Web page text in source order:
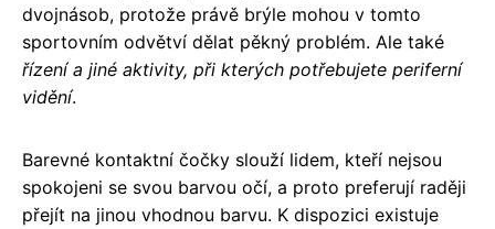
dvojnásob, protože právě brýle mohou v tomto
sportovním odvětví dělat pěkný problém. Ale také
řízení a jiné aktivity, při kterých potřebujete periferní
vidění.
Barevné kontaktní čočky slouží lidem, kteří nejsou
spokojeni se svou barvou očí, a proto preferují raději
přejít na jinou vhodnou barvu. K dispozici existuje